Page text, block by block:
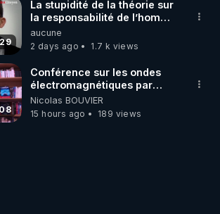
La stupidité de la théorie sur
la responsabilité de l’homme
concernant le dioxyde de
carbone.
aucune
2 days ago
1.7 k views
Conférence sur les ondes
électromagnétiques par
Grégoire Caustru et Bart de
Wever !
Nicolas BOUVIER
15 hours ago
189 views